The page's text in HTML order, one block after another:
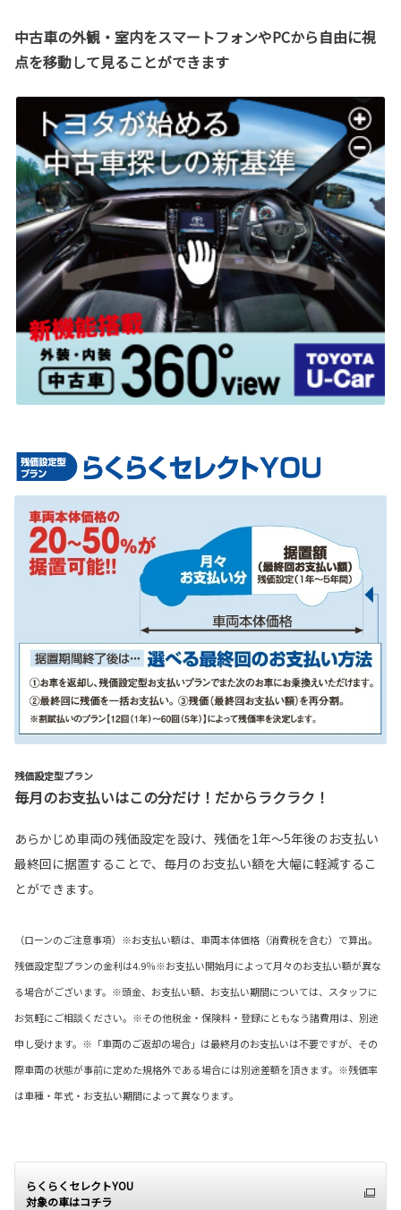
中古車の外観・室内をスマートフォンやPCから自由に視
点を移動して見ることができます
残価設定型プラン
毎月のお支払いはこの分だけ！だからラクラク！
あらかじめ車両の残価設定を設け、残価を1年～5年後のお支払い
最終回に据置することで、毎月のお支払い額を大幅に軽減するこ
とができます。
（ローンのご注意事項）※お支払い額は、車両本体価格（消費税を含む）で算出。
残価設定型プランの金利は4.9％※お支払い開始月によって月々のお支払い額が異な
る場合がございます。※頭金、お支払い額、お支払い期間については、スタッフに
お気軽にご相談ください。※その他税金・保険料・登録にともなう諸費用は、別途
申し受けます。※「車両のご返却の場合」は最終月のお支払いは不要ですが、その
際車両の状態が事前に定めた規格外である場合には別途差額を頂きます。※残価率
は車種・年式・お支払い期間によって異なります。
らくらくセレクトYOU
対象の車はコチラ